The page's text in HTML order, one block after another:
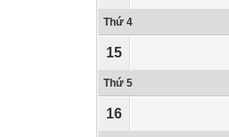
Thứ 4
15
Thứ 5
16